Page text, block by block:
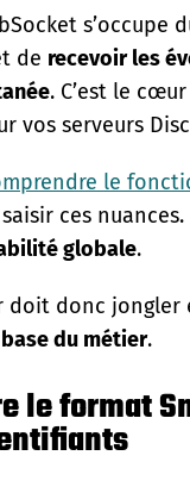
s’occupe
de recevoir les
. C’est le
vos serveurs
le
ces
globale.
doit donc jongler
du métier.
le format